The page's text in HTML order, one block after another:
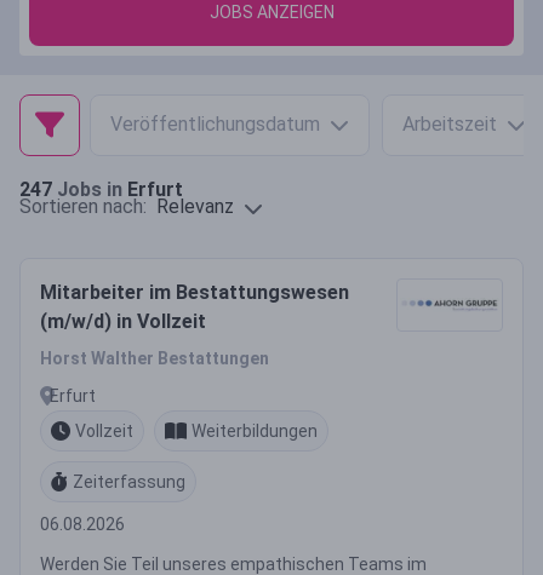
JOBS ANZEIGEN
Veröffentlichungsdatum Arbeitszeit
247 Jobs in Erfurt
Sortieren nach: Relevanz
Mitarbeiter im Bestattungswesen
(m/w/d) in Vollzeit
Horst Walther Bestattungen
Erfurt
Vollzeit
Weiterbildungen
Zeiterfassung
06.08.2026
Werden Sie Teil unseres empathischen Teams im